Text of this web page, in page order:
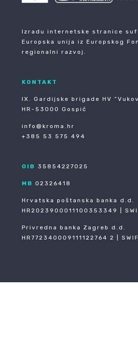
Izradu internetske stranice
Europska unija iz Europskog
regionalni razvoj.
KONTAKT
IX. Gardijske brigade HV
HR-53000 Gospić
info@kroma.hr
+385 53 575 494
OIB 35854227025
MB 02326418
Hrvatska poštanska banka d.d.
HR2023900011100353349 |
Privredna banka Zagreb d.d.
HR772340009111122764 2 |